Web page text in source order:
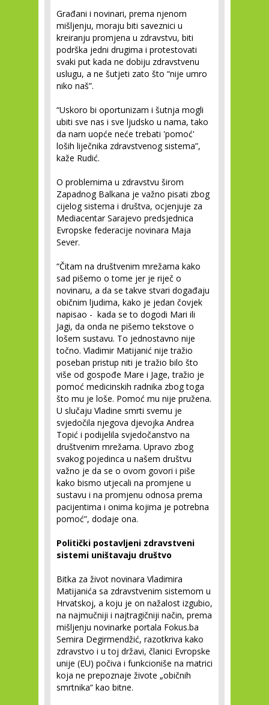
Građani i novinari, prema njenom
mišljenju, moraju biti saveznici u
kreiranju promjena u zdravstvu, biti
podrška jedni drugima i protestovati
svaki put kada ne dobiju zdravstvenu
uslugu, a ne šutjeti zato što “nije umro
niko naš”.
“Uskoro bi oportunizam i šutnja mogli
ubiti sve nas i sve ljudsko u nama, tako
da nam uopće neće trebati 'pomoć'
loših liječnika zdravstvenog sistema”,
kaže Rudić.
O problemima u zdravstvu širom
Zapadnog Balkana je važno pisati zbog
cijelog sistema i društva, ocjenjuje za
Mediacentar Sarajevo predsjednica
Evropske federacije novinara Maja
Sever.
“Čitam na društvenim mrežama kako
sad pišemo o tome jer je riječ o
novinaru, a da se takve stvari događaju
običnim ljudima, kako je jedan čovjek
napisao - kada se to dogodi Mari ili
Jagi, da onda ne pišemo tekstove o
lošem sustavu. To jednostavno nije
točno. Vladimir Matijanić nije tražio
poseban pristup niti je tražio bilo što
više od gospođe Mare i Jage, tražio je
pomoć medicinskih radnika zbog toga
što mu je loše. Pomoć mu nije pružena.
U slučaju Vladine smrti svemu je
svjedočila njegova djevojka Andrea
Topić i podijelila svjedočanstvo na
društvenim mrežama. Upravo zbog
svakog pojedinca u našem društvu
važno je da se o ovom govori i piše
kako bismo utjecali na promjene u
sustavu i na promjenu odnosa prema
pacijentima i onima kojima je potrebna
pomoć”, dodaje ona.
Politički postavljeni zdravstveni
sistemi uništavaju društvo
Bitka za život novinara Vladimira
Matijanića sa zdravstvenim sistemom u
Hrvatskoj, a koju je on nažalost izgubio,
na najmučniji i najtragičniji način, prema
mišljenju novinarke portala Fokus.ba
Semira Degirmendžić, razotkriva kako
zdravstvo i u toj državi, članici Evropske
unije (EU) počiva i funkcioniše na matrici
koja ne prepoznaje živote „običnih
smrtnika“ kao bitne.